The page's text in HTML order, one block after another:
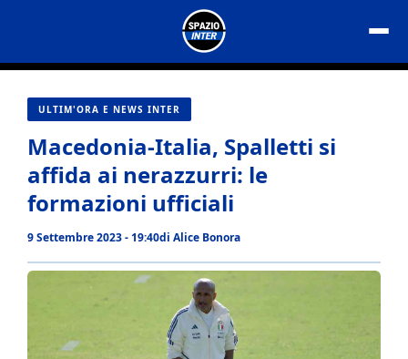
contenuto
ULTIM'ORA E NEWS INTER
Macedonia-Italia, Spalletti si
affida ai nerazzurri: le
formazioni ufficiali
9 Settembre 2023 - 19:40di Alice Bonora